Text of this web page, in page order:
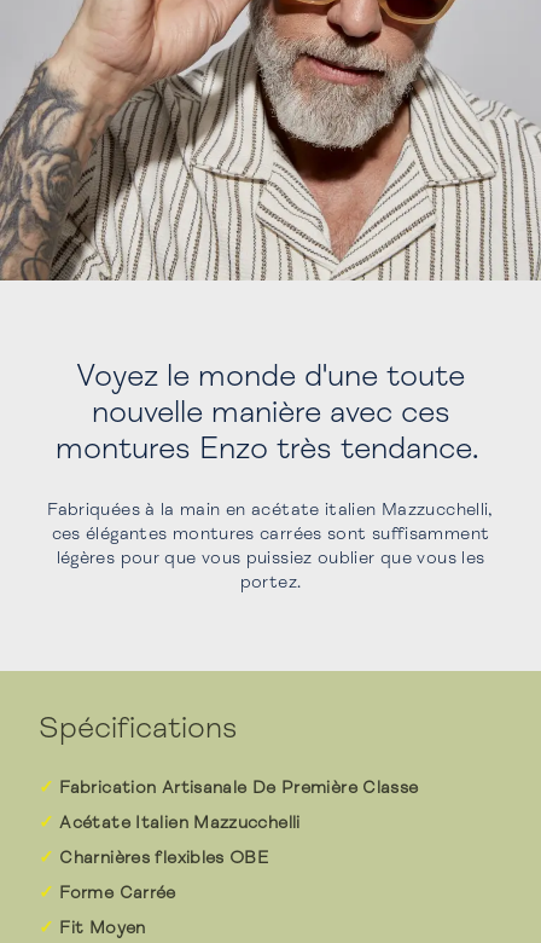
Voyez le monde d'une toute
nouvelle manière avec ces
montures Enzo très tendance.
Fabriquées à la main en acétate italien Mazzucchelli,
ces élégantes montures carrées sont suffisamment
légères pour que vous puissiez oublier que vous les
portez.
Spécifications
Fabrication Artisanale De Première Classe
Acétate Italien Mazzucchelli
Charnières flexibles OBE
Forme Carrée
Fit Moyen